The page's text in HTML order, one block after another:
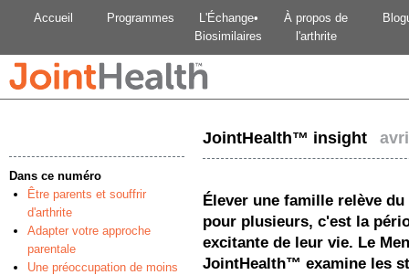
Accueil Programmes
L'Échange•
Biosimilaires
À propos de
l'arthrite
Dans ce numéro
Être parents et souffrir
d'arthrite
Adapter votre approche
parentale
Une préoccupation de moins
JointHealth™ insight
Élever une famille relève
pour plusieurs, c'est la
excitante de leur vie. Le
JointHealth™ examine les